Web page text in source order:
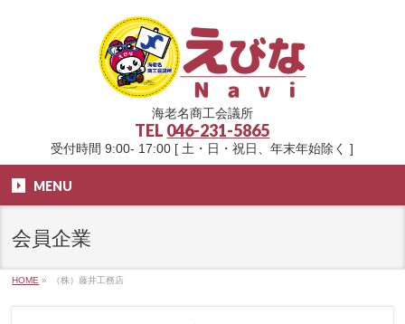
海老名商工会議所
TEL 046-231-5865
受付時間 9:00- 17:00 [ 土・日・祝日、年末年始除く ]
MENU
会員企業
HOME » （株）藤井工務店